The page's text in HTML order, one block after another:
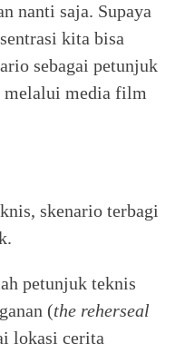
nanti saja. Supaya
kita bisa
sebagai petunjuk
melalui media film
skenario terbagi
petunjuk teknis
(the reherseal
lokasi cerita